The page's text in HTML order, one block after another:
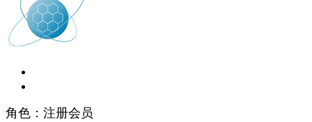
角色：注册会员